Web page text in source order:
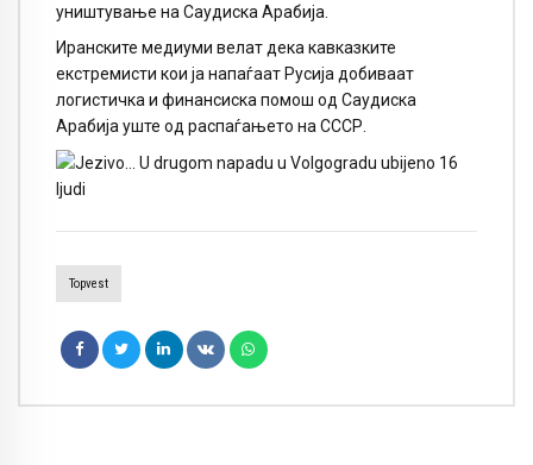
уништување на Саудиска Арабија.
Иранските медиуми велат дека кавказките
екстремисти кои ја напаѓаат Русија добиваат
логистичка и финансиска помош од Саудиска
Арабија уште од распаѓањето на СССР.
Topvest